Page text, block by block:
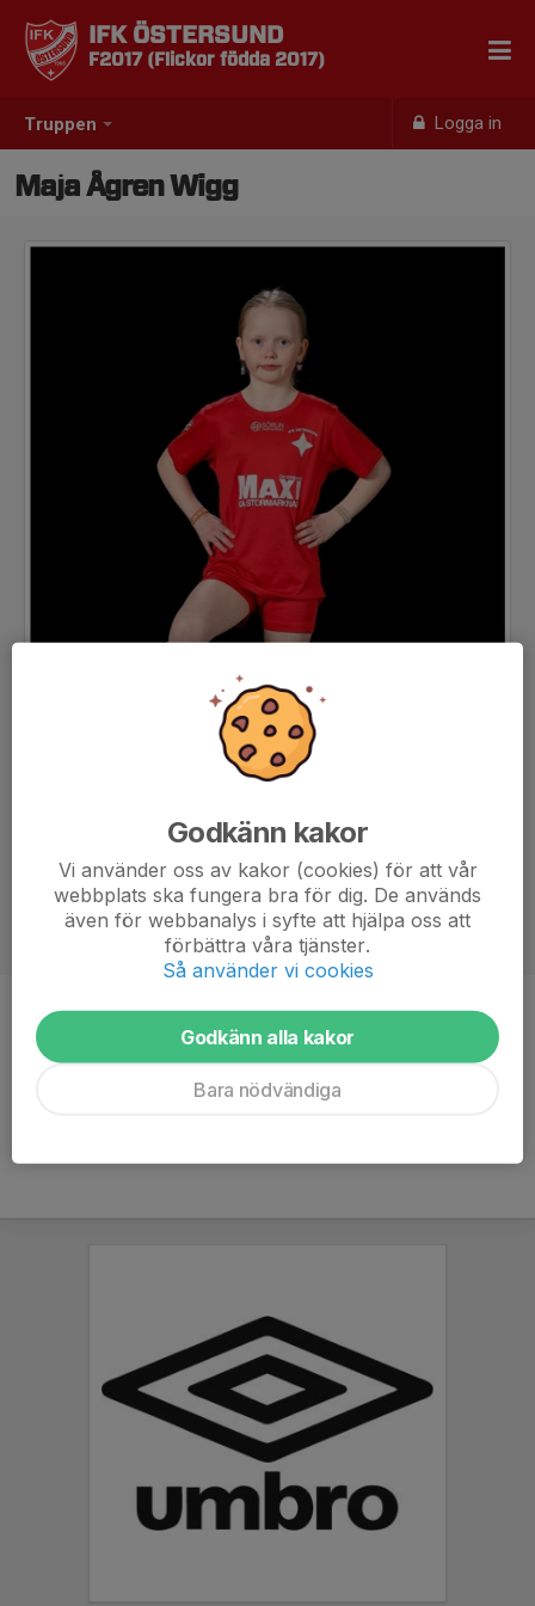
Truppen Logga in
IFK ÖSTERSUND
F2017 (Flickor födda 2017)
Maja Ågren Wigg
Position
Ålder
9 år
Godkänn kakor
Vi använder oss av kakor (cookies) för att vår
webbplats ska fungera bra för dig. De används
även för webbanalys i syfte att hjälpa oss att
förbättra våra tjänster.
Så använder vi cookies
Godkänn alla kakor
Bara nödvändiga